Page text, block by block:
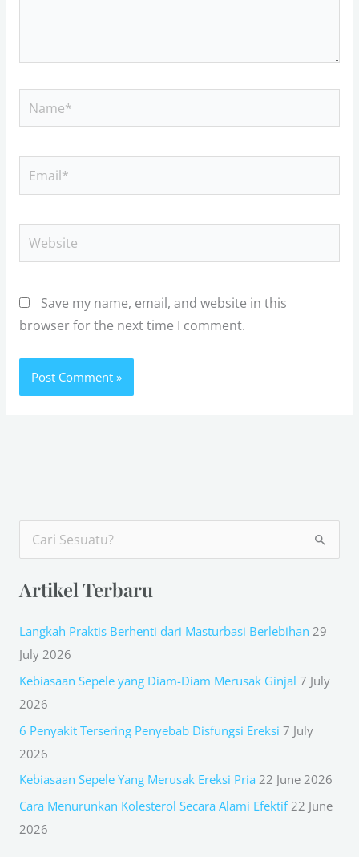
Name*
Email*
Website
Save my name, email, and website in this
browser for the next time I comment.
a
c
h
f
o
r
:
Artikel Terbaru
Langkah Praktis Berhenti dari Masturbasi Berlebihan 29
July 2026
Kebiasaan Sepele yang Diam-Diam Merusak Ginjal 7 July
2026
6 Penyakit Tersering Penyebab Disfungsi Ereksi 7 July
2026
Kebiasaan Sepele Yang Merusak Ereksi Pria 22 June 2026
Cara Menurunkan Kolesterol Secara Alami Efektif 22 June
2026